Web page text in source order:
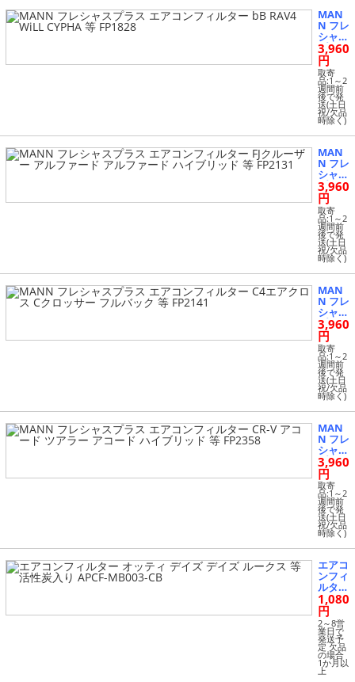
827
MAN
N フレ
シャス
プラス
エアコ
ンフィ
ルター
bB RA
V4 Wi
LL CY
PHA
等 FP1
828
3,960
円
取寄
品:1～2
週間前
後で発
送(土日
祝/欠品
時除く)
MAN
N フレ
シャス
プラス
エアコ
ンフィ
ルター
FJクル
ーザー
アルフ
ァード
アルフ
ァード
ハイブ
リッド
等 FP2
131
3,960
円
取寄
品:1～2
週間前
後で発
送(土日
祝/欠品
時除く)
MAN
N フレ
シャス
プラス
エアコ
ンフィ
ルター
C4エ
アクロ
ス Cク
ロッサ
ー フ
ルバッ
ク 等 F
P2141
3,960
円
取寄
品:1～2
週間前
後で発
送(土日
祝/欠品
時除く)
MAN
N フレ
シャス
プラス
エアコ
ンフィ
ルター
CR-V
アコー
ド ツ
アラー
アコー
ド ハ
イブリ
ッド
等 FP2
358
3,960
円
取寄
品:1～2
週間前
後で発
送(土日
祝/欠品
時除く)
エアコ
ンフィ
ルター
オッテ
ィ デ
イズ
デイズ
ルーク
ス 等
活性炭
入り A
1,080
円
2～8営
業日で
発送予
定 欠品
の場合
1か月以
上